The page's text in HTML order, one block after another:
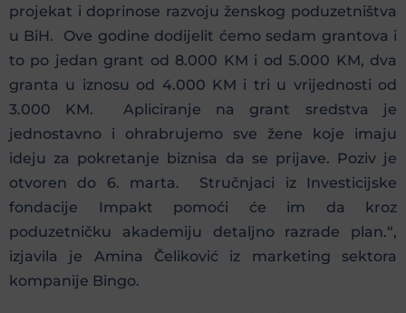
projekat i doprinose razvoju ženskog poduzetništva
u BiH. Ove godine dodijelit ćemo sedam grantova i
to po jedan grant od 8.000 KM i od 5.000 KM, dva
granta u iznosu od 4.000 KM i tri u vrijednosti od
3.000 KM. Apliciranje na grant sredstva je
jednostavno i ohrabrujemo sve žene koje imaju
ideju za pokretanje biznisa da se prijave. Poziv je
otvoren do 6. marta. Stručnjaci iz Investicijske
fondacije Impakt pomoći će im da kroz
poduzetničku akademiju detaljno razrade plan.“,
izjavila je Amina Čeliković iz marketing sektora
kompanije Bingo.